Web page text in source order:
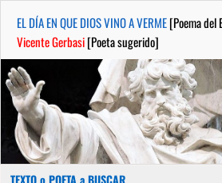
EL DÍA EN QUE DIOS VINO A VERME[Poema del
Vicente Gerbasi[Poeta sugerido]
Buscar: